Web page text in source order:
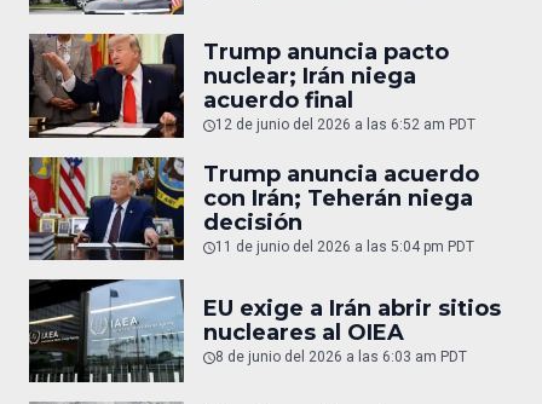
Trump anuncia pacto
nuclear; Irán niega
acuerdo final
12 de junio del 2026 a las 6:52 am PDT
Trump anuncia acuerdo
con Irán; Teherán niega
decisión
11 de junio del 2026 a las 5:04 pm PDT
EU exige a Irán abrir sitios
nucleares al OIEA
8 de junio del 2026 a las 6:03 am PDT